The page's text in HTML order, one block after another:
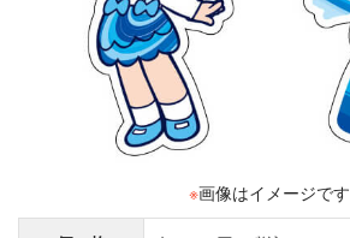
※画像はイメージです